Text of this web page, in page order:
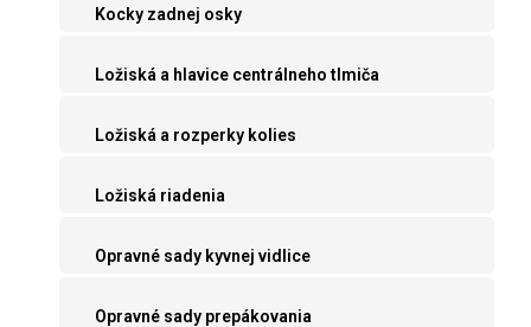
Kocky zadnej osky
Ložiská a hlavice centrálneho tlmiča
Ložiská a rozperky kolies
Ložiská riadenia
Opravné sady kyvnej vidlice
Opravné sady prepákovania